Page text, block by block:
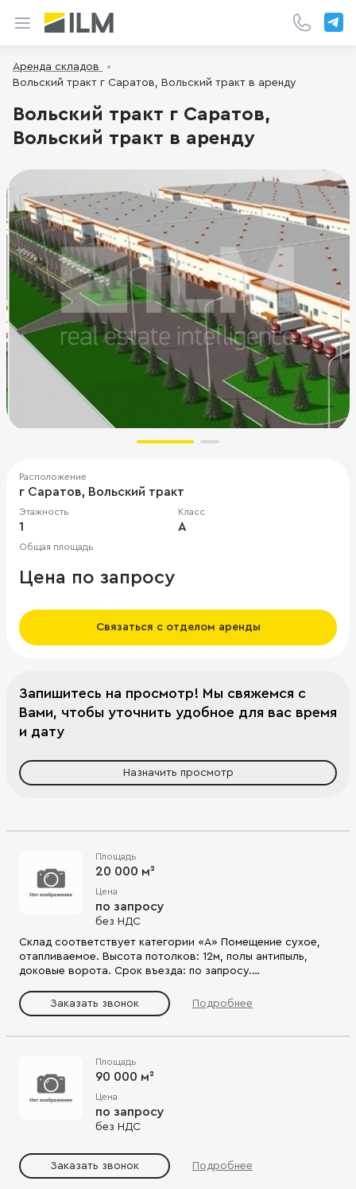
Аренда складов
Вольский тракт г Саратов, Вольский тракт в аренду
Вольский тракт г Саратов,
Вольский тракт в аренду
Расположение
г Саратов, Вольский тракт
Этажность
1
Класс
A
Общая площадь
Цена по запросу
Связаться с отделом аренды
Запишитесь на просмотр! Мы свяжемся с
Вами, чтобы уточнить удобное для вас время
и дату
Назначить просмотр
Площадь
20 000 м²
Цена
по запросу
без НДС
Склад соответствует категории «А» Помещение сухое,
отапливаемое. Высота потолков: 12м, полы антипыль,
доковые ворота. Срок въезда: по запросу.
охраняемая территория. Коммерческие условия: по
запросу Коммунальные платежи оплачиваются отдельно.
Заказать звонок Подробнее
Площадь
90 000 м²
Цена
по запросу
без НДС
Заказать звонок Подробнее